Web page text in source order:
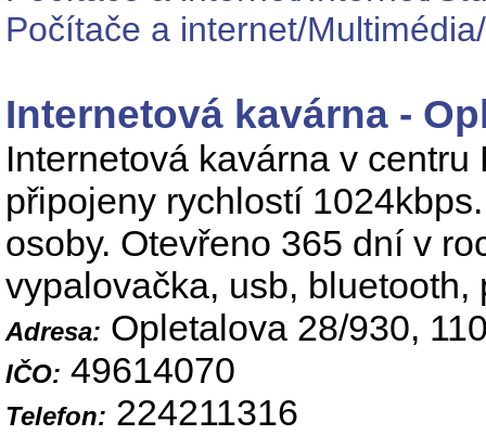
Počítače a internet/
Internetová kavárna -
Internetová kavárna v
připojeny rychlostí
osoby. Otevřeno 365 dní v
vypalovačka, usb,
Adresa: Opletalova 28/930,
IČO: 49614070
Telefon: 224211316